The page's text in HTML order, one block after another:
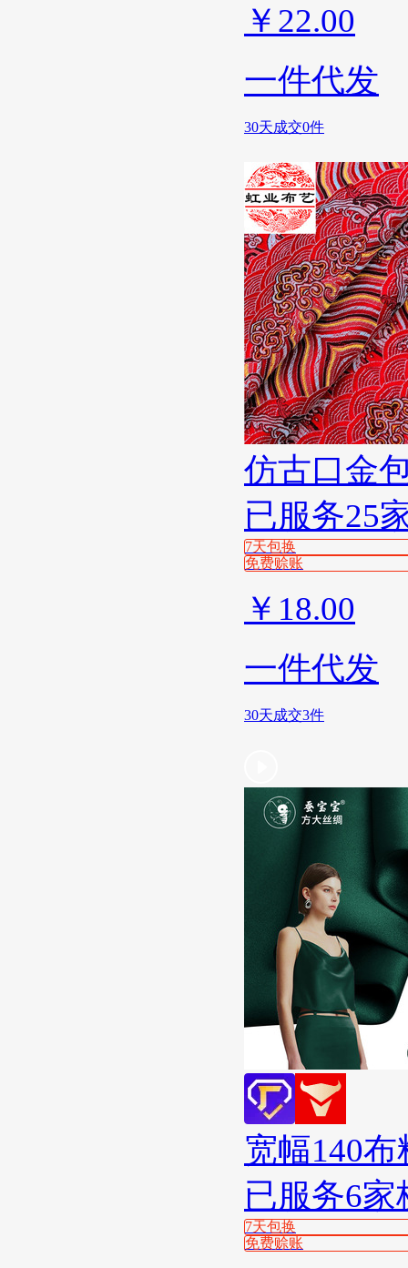
￥ 22.00
一件代发
30天成交0件
仿古口金
已服务25
7天包换
免费赊账
￥ 18.00
一件代发
30天成交3件
宽幅140
已服务6家
7天包换
免费赊账